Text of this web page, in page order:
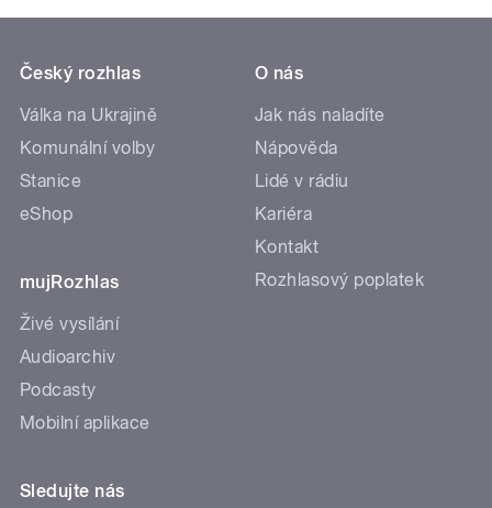
Český rozhlas
Válka na Ukrajině
Komunální volby
Stanice
eShop
mujRozhlas
Živé vysílání
Audioarchiv
Podcasty
Mobilní aplikace
O nás
Jak nás naladíte
Nápověda
Lidé v rádiu
Kariéra
Kontakt
Rozhlasový poplatek
Sledujte nás